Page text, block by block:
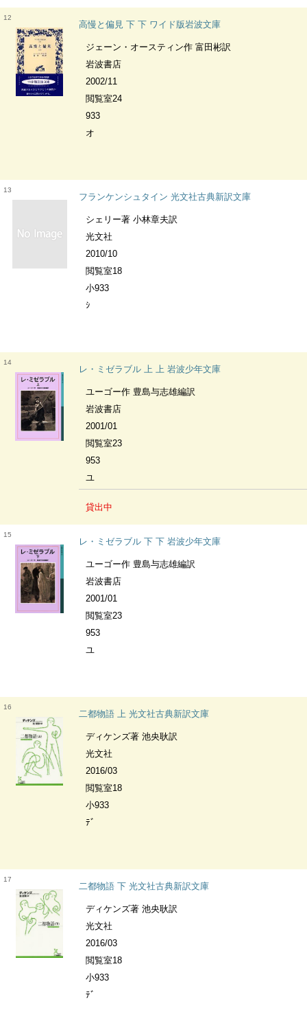
12
高慢と偏見 下 下 ワイド版岩波文庫
ジェーン・オースティン作 富田彬訳
岩波書店
2002/11
閲覧室24
933
オ
13
フランケンシュタイン 光文社古典新訳文庫
シェリー著 小林章夫訳
光文社
2010/10
閲覧室18
小933
ｼ
14
レ・ミゼラブル 上 上 岩波少年文庫
ユーゴー作 豊島与志雄編訳
岩波書店
2001/01
閲覧室23
953
ユ
貸出中
15
レ・ミゼラブル 下 下 岩波少年文庫
ユーゴー作 豊島与志雄編訳
岩波書店
2001/01
閲覧室23
953
ユ
16
二都物語 上 光文社古典新訳文庫
ディケンズ著 池央耿訳
光文社
2016/03
閲覧室18
小933
ﾃﾞ
17
二都物語 下 光文社古典新訳文庫
ディケンズ著 池央耿訳
光文社
2016/03
閲覧室18
小933
ﾃﾞ